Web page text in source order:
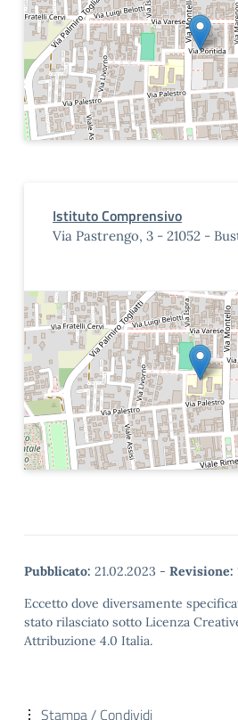
Istituto Comprensivo
Via Pastrengo, 3 - 21052 -
Pubblicato: 21.02.2023 - Revisione:
Eccetto dove diversamente
stato rilasciato sotto Licenza
Attribuzione 4.0 Italia.
Stampa / Condividi